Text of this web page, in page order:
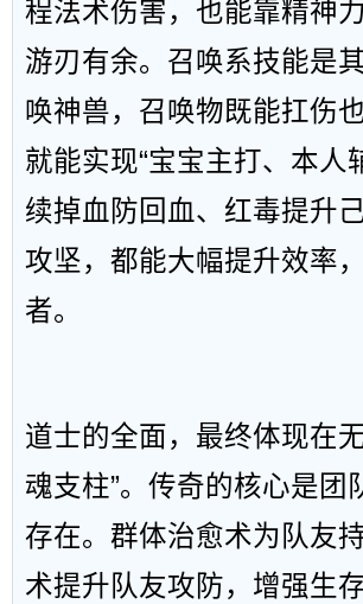
程法术伤害，也能靠精神
游刃有余。召唤系技能是
唤神兽，召唤物既能扛伤
就能实现“宝宝主打、本人
续掉血防回血、红毒提升
攻坚，都能大幅提升效率
者。
道士的全面，最终体现在
魂支柱”。传奇的核心是
存在。群体治愈术为队友
术提升队友攻防，增强生